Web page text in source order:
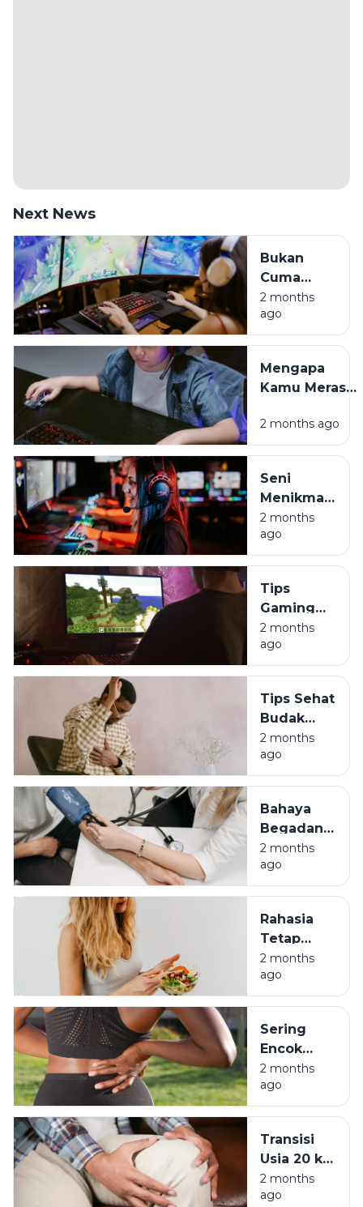
Next News
Bukan
Cuma
Hura-hura,
Ini Sisi
Positif
Online di
Era Digital
2 months
ago
Mengapa
Kamu Merasa
Setelah Main
Game? Ini
Penjelasannya
2 months ago
Seni
Menikmati
Game
Tanpa
Harus Jadi
Algoritma
2 months
ago
Tips
Gaming
Sehat:
Jaga
Durabilitas
Biar Gak
Jompo
2 months
ago
Tips Sehat
Budak
Korporat:
Lawan
Asam
di Usia 30-
an
2 months
ago
Bahaya
Begadang
Bagi Anak
Muda:
Awas
Tinggi di
Usia 30
2 months
ago
Rahasia
Tetap
Bugar di
Usia 30
Meski
Jadi Anak
Begadang
2 months
ago
Sering
Encok
Saat
Kerja?
Hati-hati
Kronis
Incar
Milenial
2 months
ago
Transisi
Usia 20 ke
30:
Mengapa
2 months
ago